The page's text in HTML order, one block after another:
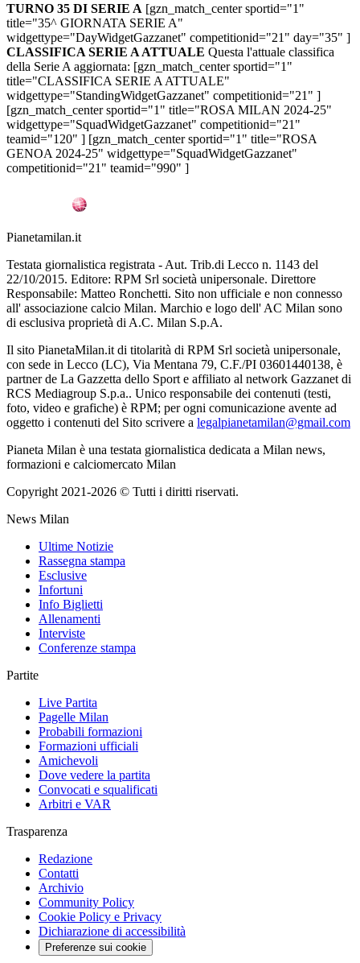
TURNO 35 DI SERIE A [gzn_match_center sportid="1"
title="35^ GIORNATA SERIE A"
widgettype="DayWidgetGazzanet" competitionid="21" day="35" ]
CLASSIFICA SERIE A ATTUALE Questa l'attuale classifica
della Serie A aggiornata: [gzn_match_center sportid="1"
title="CLASSIFICA SERIE A ATTUALE"
widgettype="StandingWidgetGazzanet" competitionid="21" ]
[gzn_match_center sportid="1" title="ROSA MILAN 2024-25"
widgettype="SquadWidgetGazzanet" competitionid="21"
teamid="120" ] [gzn_match_center sportid="1" title="ROSA
GENOA 2024-25" widgettype="SquadWidgetGazzanet"
competitionid="21" teamid="990" ]
Pianetamilan.it
Testata giornalistica registrata - Aut. Trib.di Lecco n. 1143 del
22/10/2015. Editore: RPM Srl società unipersonale. Direttore
Responsabile: Matteo Ronchetti. Sito non ufficiale e non connesso
all' associazione calcio Milan. Marchio e logo dell' AC Milan sono
di esclusiva proprietà di A.C. Milan S.p.A.
Il sito PianetaMilan.it di titolarità di RPM Srl società unipersonale,
con sede in Lecco (LC), Via Mentana 79, C.F./PI 03601440138, è
partner de La Gazzetta dello Sport e affiliato al network Gazzanet di
RCS Mediagroup S.p.a.. Unico responsabile dei contenuti (testi,
foto, video e grafiche) è RPM; per ogni comunicazione avente ad
oggetto i contenuti del Sito scrivere a legalpianetamilan@gmail.com
Pianeta Milan è una testata giornalistica dedicata a Milan news,
formazioni e calciomercato Milan
Copyright 2021-2026 © Tutti i diritti riservati.
News Milan
Ultime Notizie
Rassegna stampa
Esclusive
Infortuni
Info Biglietti
Allenamenti
Interviste
Conferenze stampa
Partite
Live Partita
Pagelle Milan
Probabili formazioni
Formazioni ufficiali
Amichevoli
Dove vedere la partita
Convocati e squalificati
Arbitri e VAR
Trasparenza
Redazione
Contatti
Archivio
Community Policy
Cookie Policy e Privacy
Dichiarazione di accessibilità
Preferenze sui cookie